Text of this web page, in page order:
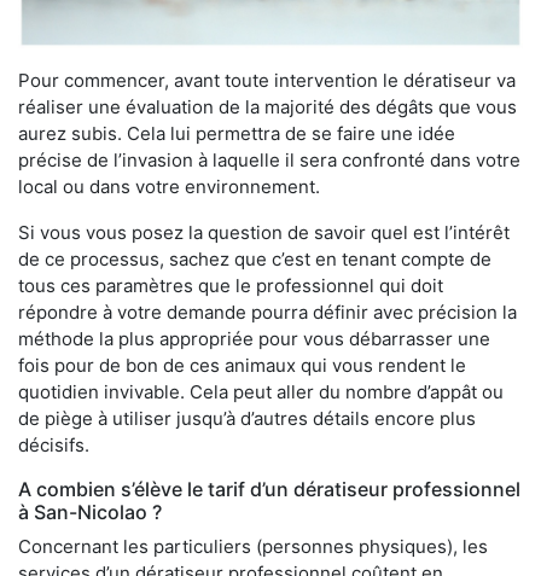
Pour commencer, avant toute intervention le dératiseur va
réaliser une évaluation de la majorité des dégâts que vous
aurez subis. Cela lui permettra de se faire une idée
précise de l’invasion à laquelle il sera confronté dans votre
local ou dans votre environnement.
Si vous vous posez la question de savoir quel est l’intérêt
de ce processus, sachez que c’est en tenant compte de
tous ces paramètres que le professionnel qui doit
répondre à votre demande pourra définir avec précision la
méthode la plus appropriée pour vous débarrasser une
fois pour de bon de ces animaux qui vous rendent le
quotidien invivable. Cela peut aller du nombre d’appât ou
de piège à utiliser jusqu’à d’autres détails encore plus
décisifs.
A combien s’élève le tarif d’un dératiseur professionnel
à San-Nicolao ?
Concernant les particuliers (personnes physiques), les